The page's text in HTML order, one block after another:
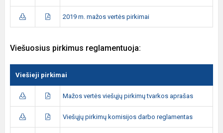
2019 m. mažos vertės pirkimai
Viešuosius pirkimus reglamentuoja:
Viešieji pirkimai
Mažos vertės viešųjų pirkimų tvarkos aprašas
Viešųjų pirkimų komisijos darbo reglamentas